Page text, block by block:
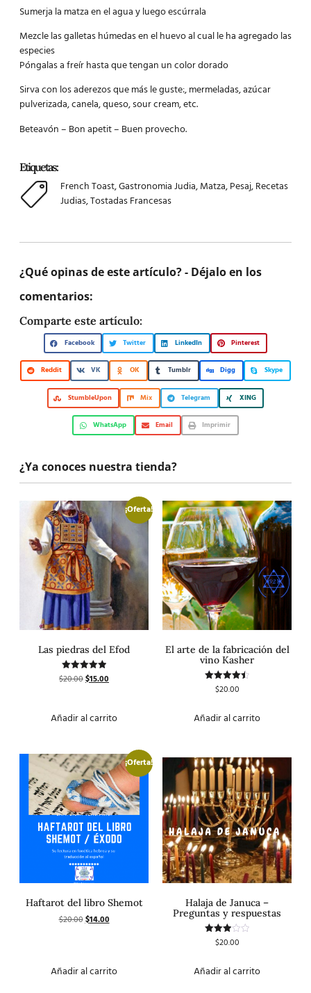
Sumerja la matza en el agua y luego escúrrala
Mezcle las galletas húmedas en el huevo al cual le ha agregado las
especies
Póngalas a freír hasta que tengan un color dorado
Sirva con los aderezos que más le guste:, mermeladas, azúcar
pulverizada, canela, queso, sour cream, etc.
Beteavón – Bon apetit – Buen provecho.
Etiquetas:
French Toast,Gastronomia Judia,Matza,Pesaj,Recetas
Judias,Tostadas Francesas
¿Qué opinas de este artículo? - Déjalo en los
comentarios:
Comparte este artículo:
Facebook Twitter LinkedIn Pinterest
Reddit VK OK Tumblr Digg Skype
StumbleUpon Mix Telegram XING
WhatsApp Email Imprimir
¿Ya conoces nuestra tienda?
¡Oferta!
Las piedras del Efod
Valorado
con
$20.00$15.00
Añadir al carrito
El arte de la fabricación del
vino Kasher
Valorado
$20.00
Añadir al carrito
¡Oferta!
Haftarot del libro Shemot
$20.00$14.00
Añadir al carrito
Halaja de Januca –
Preguntas y respuestas
Valorado
con
$20.00
Añadir al carrito